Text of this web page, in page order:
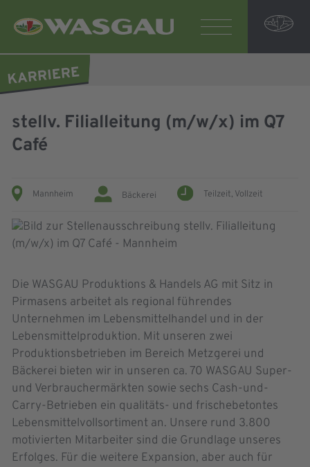
stellv. Filialleitung (m/w/x) im Q7
Café
Mannheim Bäckerei Teilzeit, Vollzeit
Die WASGAU Produktions & Handels AG mit Sitz in
Pirmasens arbeitet als regional führendes
Unternehmen im Lebensmittelhandel und in der
Lebensmittelproduktion. Mit unseren zwei
Produktionsbetrieben im Bereich Metzgerei und
Bäckerei bieten wir in unseren ca. 70 WASGAU Super-
und Verbrauchermärkten sowie sechs Cash-und-
Carry-Betrieben ein qualitäts- und frischebetontes
Lebensmittelvollsortiment an. Unsere rund 3.800
motivierten Mitarbeiter sind die Grundlage unseres
Erfolges. Für die weitere Expansion, aber auch für